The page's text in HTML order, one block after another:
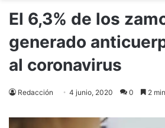
El 6,3% de los
generado
al coronavirus
Redacción 4 junio, 2020 0 2